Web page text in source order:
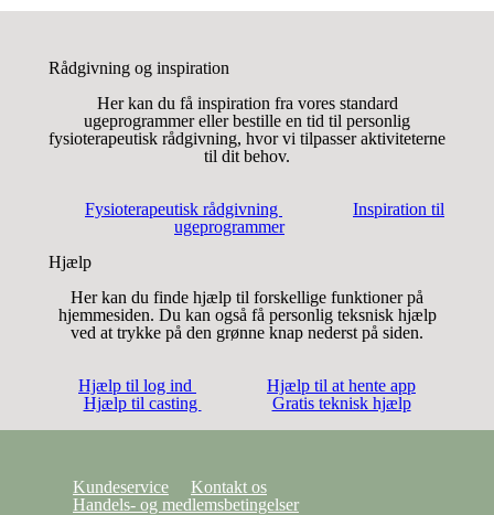
Rådgivning og inspiration
Her kan du få inspiration fra vores standard
ugeprogrammer eller bestille en tid til personlig
fysioterapeutisk rådgivning, hvor vi tilpasser aktiviteterne
til dit behov.
Fysioterapeutisk rådgivning
Inspiration til
ugeprogrammer
Hjælp
Her kan du finde hjælp til forskellige funktioner på
hjemmesiden. Du kan også få personlig teksnisk hjælp
ved at trykke på den grønne knap nederst på siden.
Hjælp til log ind
Hjælp til at hente app
Hjælp til casting
Gratis teknisk hjælp
Kundeservice
Kontakt os
Handels- og medlemsbetingelser